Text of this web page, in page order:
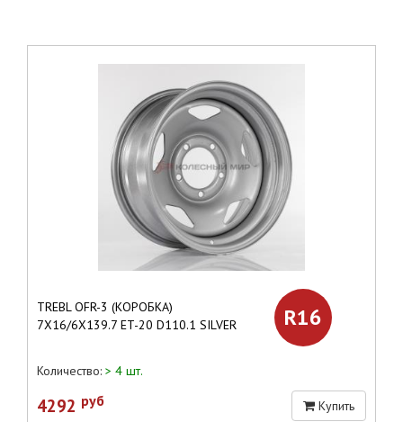
TREBL OFR-3 (КОРОБКА)
7X16/6X139.7 ET-20 D110.1 SILVER
R16
Количество: > 4 шт.
4292 руб Купить